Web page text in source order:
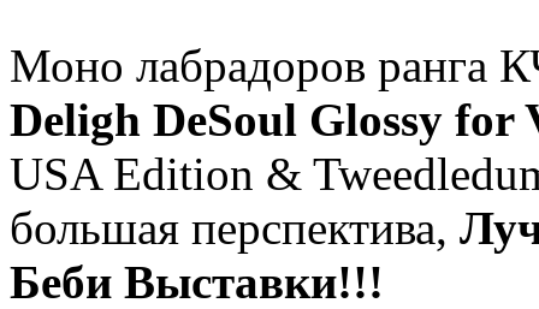
Моно лабрадоров ранга
Deligh DeSoul Glossy
USA Edition &
большая перспектива,
Беби Выставки!!!